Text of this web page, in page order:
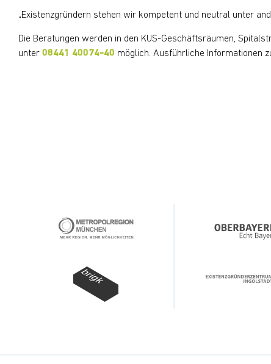
„Existenzgründern stehen wir kompetent und neutral unter
Die Beratungen werden in den KUS-Geschäftsräumen,
unter 08441 40074-40 möglich. Ausführliche Informationen